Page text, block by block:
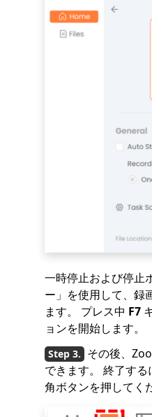
一時停止および停止
ー」を使用して、録
ます。 プレス中 F7
ョンを開始します。
その後、
できます。 終了す
角ボタンを押してく